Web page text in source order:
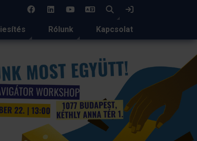
EN Keresés
Rólunk Kapcsolat
Magyar delegáció az
glasgow-i
2026-ban Glasgow ad otthont a nemzetközi
legjelentősebb szakmai eseményének, az EAIE